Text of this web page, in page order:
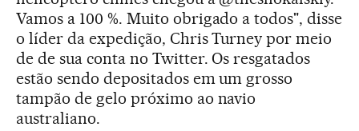
Vamos a 100 %. Muito obrigado a todos", disse
o líder da expedição, Chris Turney por meio
de de sua conta no Twitter. Os resgatados
estão sendo depositados em um grosso
tampão de gelo próximo ao navio
australiano.